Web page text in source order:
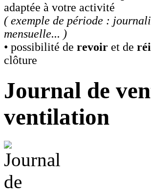
adaptée à votre activité
( exemple de période :
mensuelle... )
• possibilité de revoir et de
clôture
Journal de
ventilation